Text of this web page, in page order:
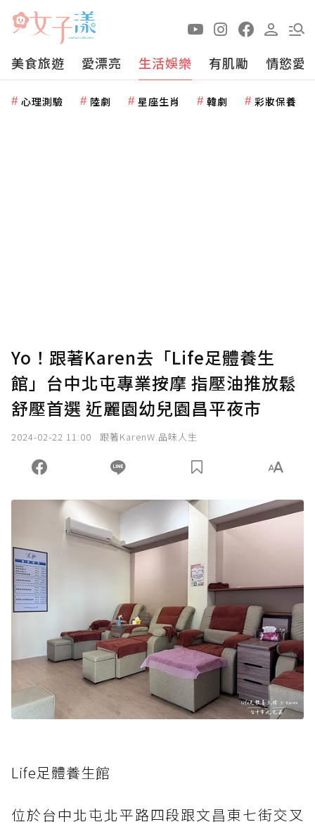
美食旅遊 愛漂亮 生活娛樂 有肌勵 情慾愛
心理測驗 陸劇 星座生肖 韓劇 彩妝保養
Yo！跟著Karen去「Life足體養生
館」台中北屯專業按摩 指壓油推放鬆
舒壓首選 近麗園幼兒園昌平夜市
2024-02-22 11:00 跟著KarenW.品味人生
Life足體養生館
位於台中北屯北平路四段跟文昌東七街交叉